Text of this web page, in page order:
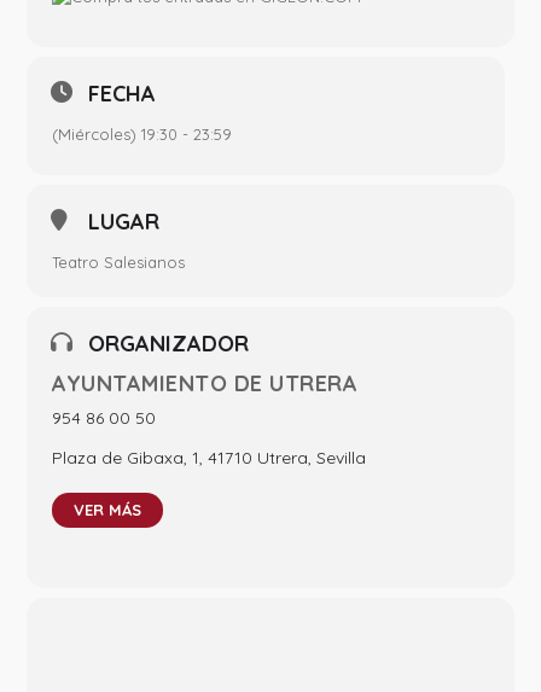
FECHA
(Miércoles) 19:30 - 23:59
LUGAR
Teatro Salesianos
ORGANIZADOR
AYUNTAMIENTO DE UTRERA
954 86 00 50
Plaza de Gibaxa, 1, 41710 Utrera, Sevilla
VER MÁS